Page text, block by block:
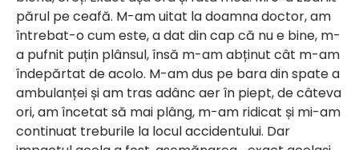
părul pe ceafă. M-am uitat la doamna doctor, am
întrebat-o cum este, a dat din cap că nu e bine, m-
a pufnit puțin plânsul, însă m-am abținut cât m-am
îndepărtat de acolo. M-am dus pe bara din spate a
ambulanței și am tras adânc aer în piept, de câteva
ori, am încetat să mai plâng, m-am ridicat și mi-am
continuat treburile la locul accidentului. Dar